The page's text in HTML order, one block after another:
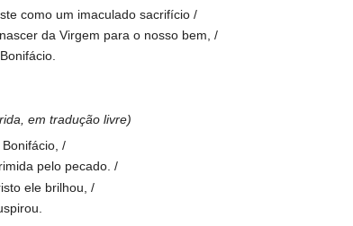
como um imaculado sacrifício /
da Virgem para o nosso bem, /
em tradução livre)
/
pelo pecado. /
ele brilhou, /